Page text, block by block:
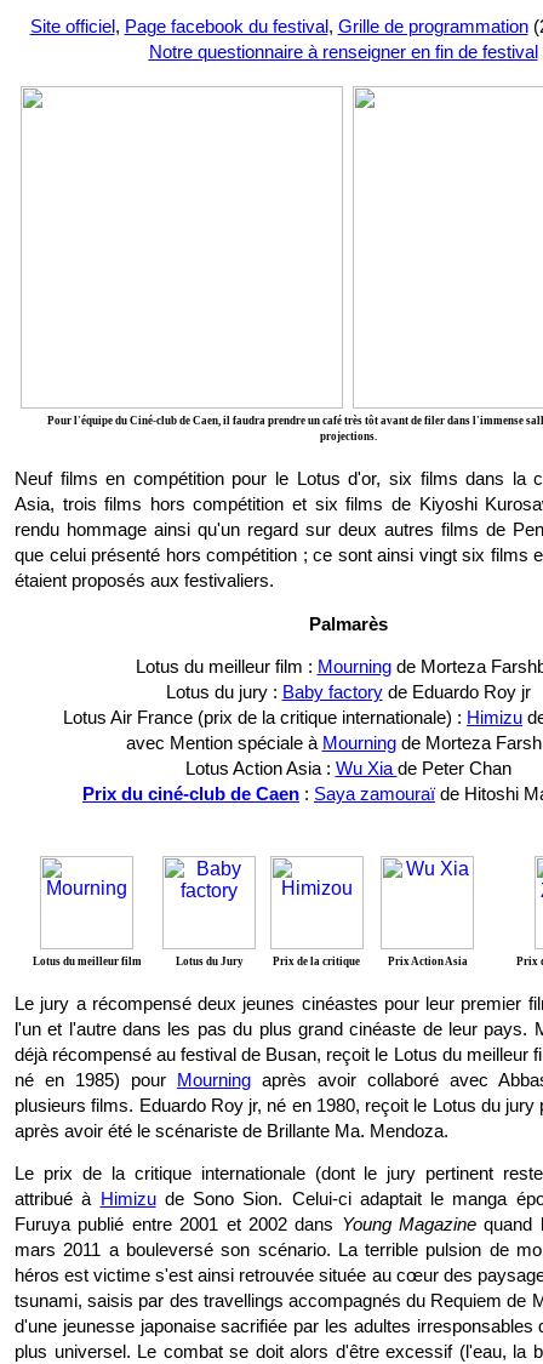
Site officiel , Page facebook du festival , Grille de programmation
Notre questionnaire à renseigner en fin de festival
Pour l'équipe du Ciné-club de Caen, il faudra prendre un café très tôt avant de filer dans l'immense
projections.
Neuf films en compétition pour le Lotus d'or, six films dans la
Asia, trois films hors compétition et six films de Kiyoshi
rendu hommage ainsi qu'un regard sur deux autres films de
que celui présenté hors compétition ; ce sont ainsi vingt six films
étaient proposés aux festivaliers.
Palmarès
Lotus du meilleur film : Mourningde Morteza
Lotus du jury : Baby factoryde Eduardo Roy jr
Lotus Air France (prix de la critique internationale) : Himizu
avec Mention spéciale à Mourningde Morteza
Lotus Action Asia : Wu Xiade Peter Chan
Prix du ciné-club de Caen : Saya zamouraïde Hitoshi
Lotus du meilleur film Lotus du Jury Prix de la critique Prix Action Asia Prix
Le jury a récompensé deux jeunes cinéastes pour leur premier
l'un et l'autre dans les pas du plus grand cinéaste de leur pays.
déjà récompensé au festival de Busan, reçoit le Lotus du meilleur
né en 1985) pour Mourning après avoir collaboré avec
plusieurs films. Eduardo Roy jr, né en 1980, reçoit le Lotus du
après avoir été le scénariste de Brillante Ma. Mendoza.
Le prix de la critique internationale (dont le jury pertinent
attribué à Himizude Sono Sion. Celui-ci adaptait le manga
Furuya publié entre 2001 et 2002 dans Young Magazine quand
mars 2011 a bouleversé son scénario. La terrible pulsion de
héros est victime s'est ainsi retrouvée située au cœur des
tsunami, saisis par des travellings accompagnés du Requiem de
d'une jeunesse japonaise sacrifiée par les adultes irresponsables
plus universel. Le combat se doit alors d'être excessif (l'eau, la